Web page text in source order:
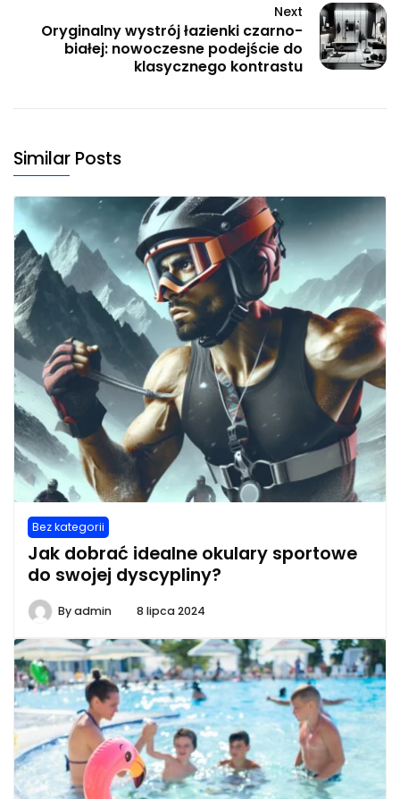
Next
Oryginalny wystrój łazienki czarno-
białej: nowoczesne podejście do
klasycznego kontrastu
Similar Posts
Bez kategorii
Jak dobrać idealne okulary sportowe
do swojej dyscypliny?
Byadmin 8 lipca 2024